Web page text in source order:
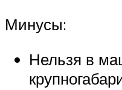
Минусы:
Нельзя в